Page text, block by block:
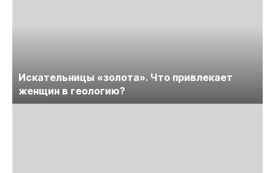
Искательницы «золота». Что привлекает
женщин в геологию?